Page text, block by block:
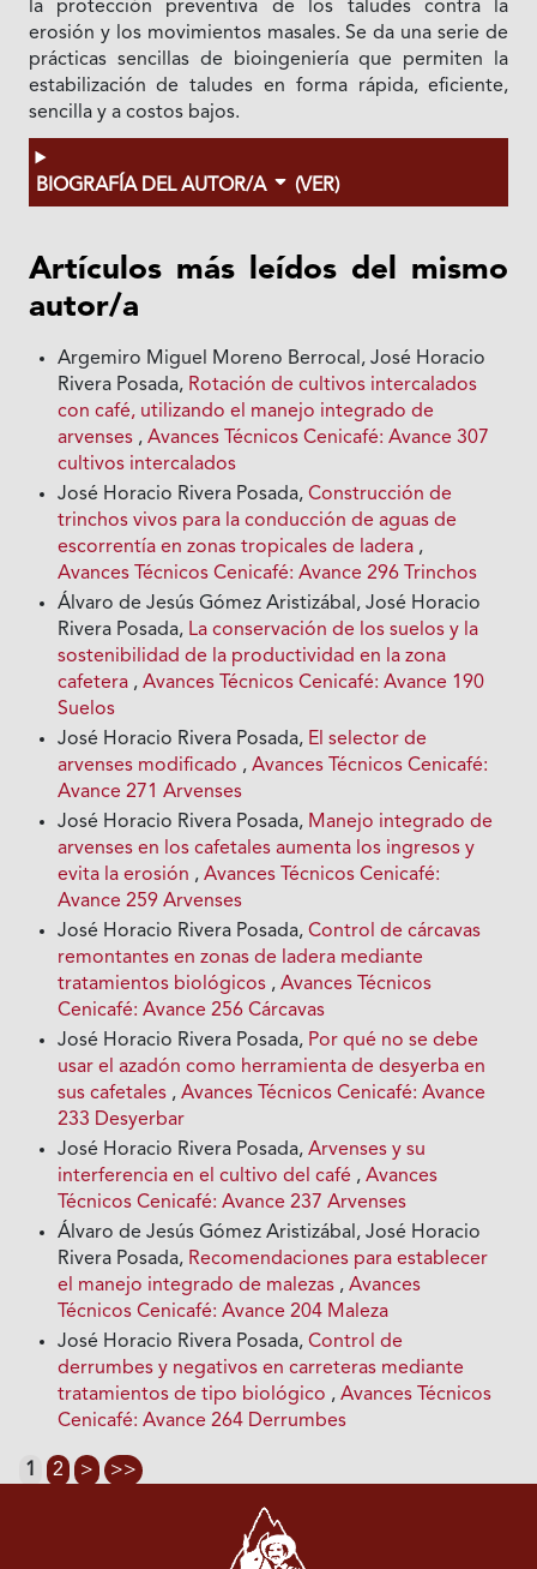
la protección preventiva de los taludes contra la
erosión y los movimientos masales. Se da una serie de
prácticas sencillas de bioingeniería que permiten la
estabilización de taludes en forma rápida, eficiente,
sencilla y a costos bajos.
BIOGRAFÍA DEL AUTOR/A (VER)
Artículos más leídos del mismo
autor/a
Argemiro Miguel Moreno Berrocal, José Horacio
Rivera Posada, Rotación de cultivos intercalados
con café, utilizando el manejo integrado de
arvenses ,Avances Técnicos Cenicafé: Avance 307
cultivos intercalados
José Horacio Rivera Posada,Construcción de
trinchos vivos para la conducción de aguas de
escorrentía en zonas tropicales de ladera ,
Avances Técnicos Cenicafé: Avance 296 Trinchos
Álvaro de Jesús Gómez Aristizábal, José Horacio
Rivera Posada, La conservación de los suelos y la
sostenibilidad de la productividad en la zona
cafetera ,Avances Técnicos Cenicafé: Avance 190
Suelos
José Horacio Rivera Posada, El selector de
arvenses modificado ,Avances Técnicos Cenicafé:
Avance 271 Arvenses
José Horacio Rivera Posada, Manejo integrado de
arvenses en los cafetales aumenta los ingresos y
evita la erosión ,Avances Técnicos Cenicafé:
Avance 259 Arvenses
José Horacio Rivera Posada,Control de cárcavas
remontantes en zonas de ladera mediante
tratamientos biológicos ,Avances Técnicos
Cenicafé: Avance 256 Cárcavas
José Horacio Rivera Posada, Por qué no se debe
usar el azadón como herramienta de desyerba en
sus cafetales ,Avances Técnicos Cenicafé: Avance
233 Desyerbar
José Horacio Rivera Posada,Arvenses y su
interferencia en el cultivo del café ,Avances
Técnicos Cenicafé: Avance 237 Arvenses
Álvaro de Jesús Gómez Aristizábal, José Horacio
Rivera Posada, Recomendaciones para establecer
el manejo integrado de malezas ,Avances
Técnicos Cenicafé: Avance 204 Maleza
José Horacio Rivera Posada,Control de
derrumbes y negativos en carreteras mediante
tratamientos de tipo biológico ,Avances Técnicos
Cenicafé: Avance 264 Derrumbes
1 2 > >>